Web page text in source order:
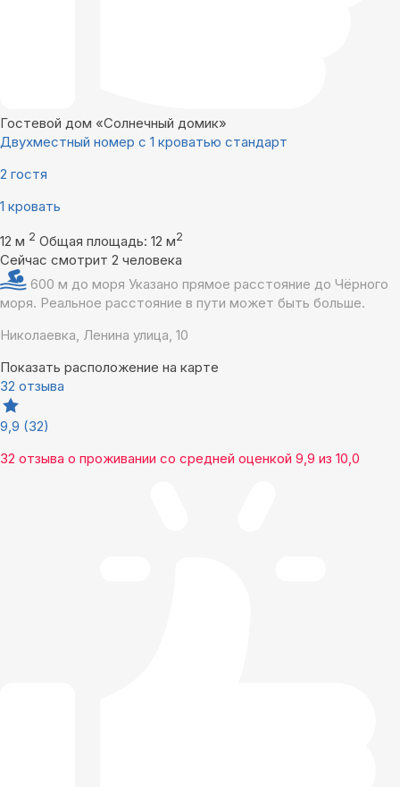
Гостевой дом «Солнечный домик»
Двухместный номер с 1 кроватью стандарт
2 гостя
1 кровать
12 м 2 Общая площадь: 12 м2
Сейчас смотрит 2 человека
600 м до моря Указано прямое расстояние до Чёрного
моря. Реальное расстояние в пути может быть больше.
Николаевка, Ленина улица, 10
Показать расположение на карте
32 отзыва
9,9 (32)
32 отзыва о проживании со средней оценкой 9,9 из 10,0